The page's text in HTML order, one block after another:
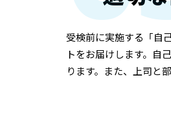
受検前に実施する「自
トをお届けします。自
ります。また、上司と